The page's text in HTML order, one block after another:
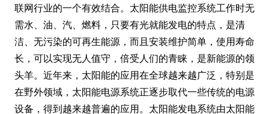
联网行业的一个有效结合。太阳能供电监控系统工作时无
需水、油、汽、燃料，只要有光就能发电的特点，是清
洁、无污染的可再生能源，而且安装维护简单，使用寿命
长，可以实现无人值守，倍受人们的青睐，是新能源的领
头羊。近年来，太阳能的应用在全球越来越广泛，特别是
在野外领域，太阳能电源系统正逐步取代一些传统的电源
设备，得到越来越普遍的应用。太阳能发电系统由太阳能